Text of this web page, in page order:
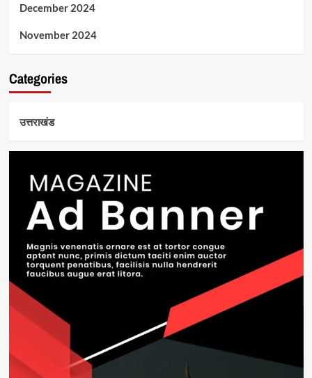
December 2024
November 2024
Categories
उत्तराखंड